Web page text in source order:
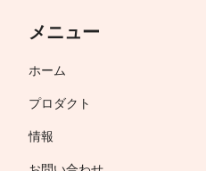
メニュー
ホーム
プロダクト
情報